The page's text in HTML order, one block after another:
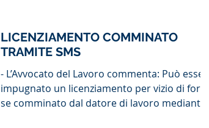
LICENZIAMENTO COMMINATO
TRAMITE SMS
- L’Avvocato del Lavoro commenta: Può essere
impugnato un licenziamento per vizio di forma
se comminato dal datore di lavoro mediante...